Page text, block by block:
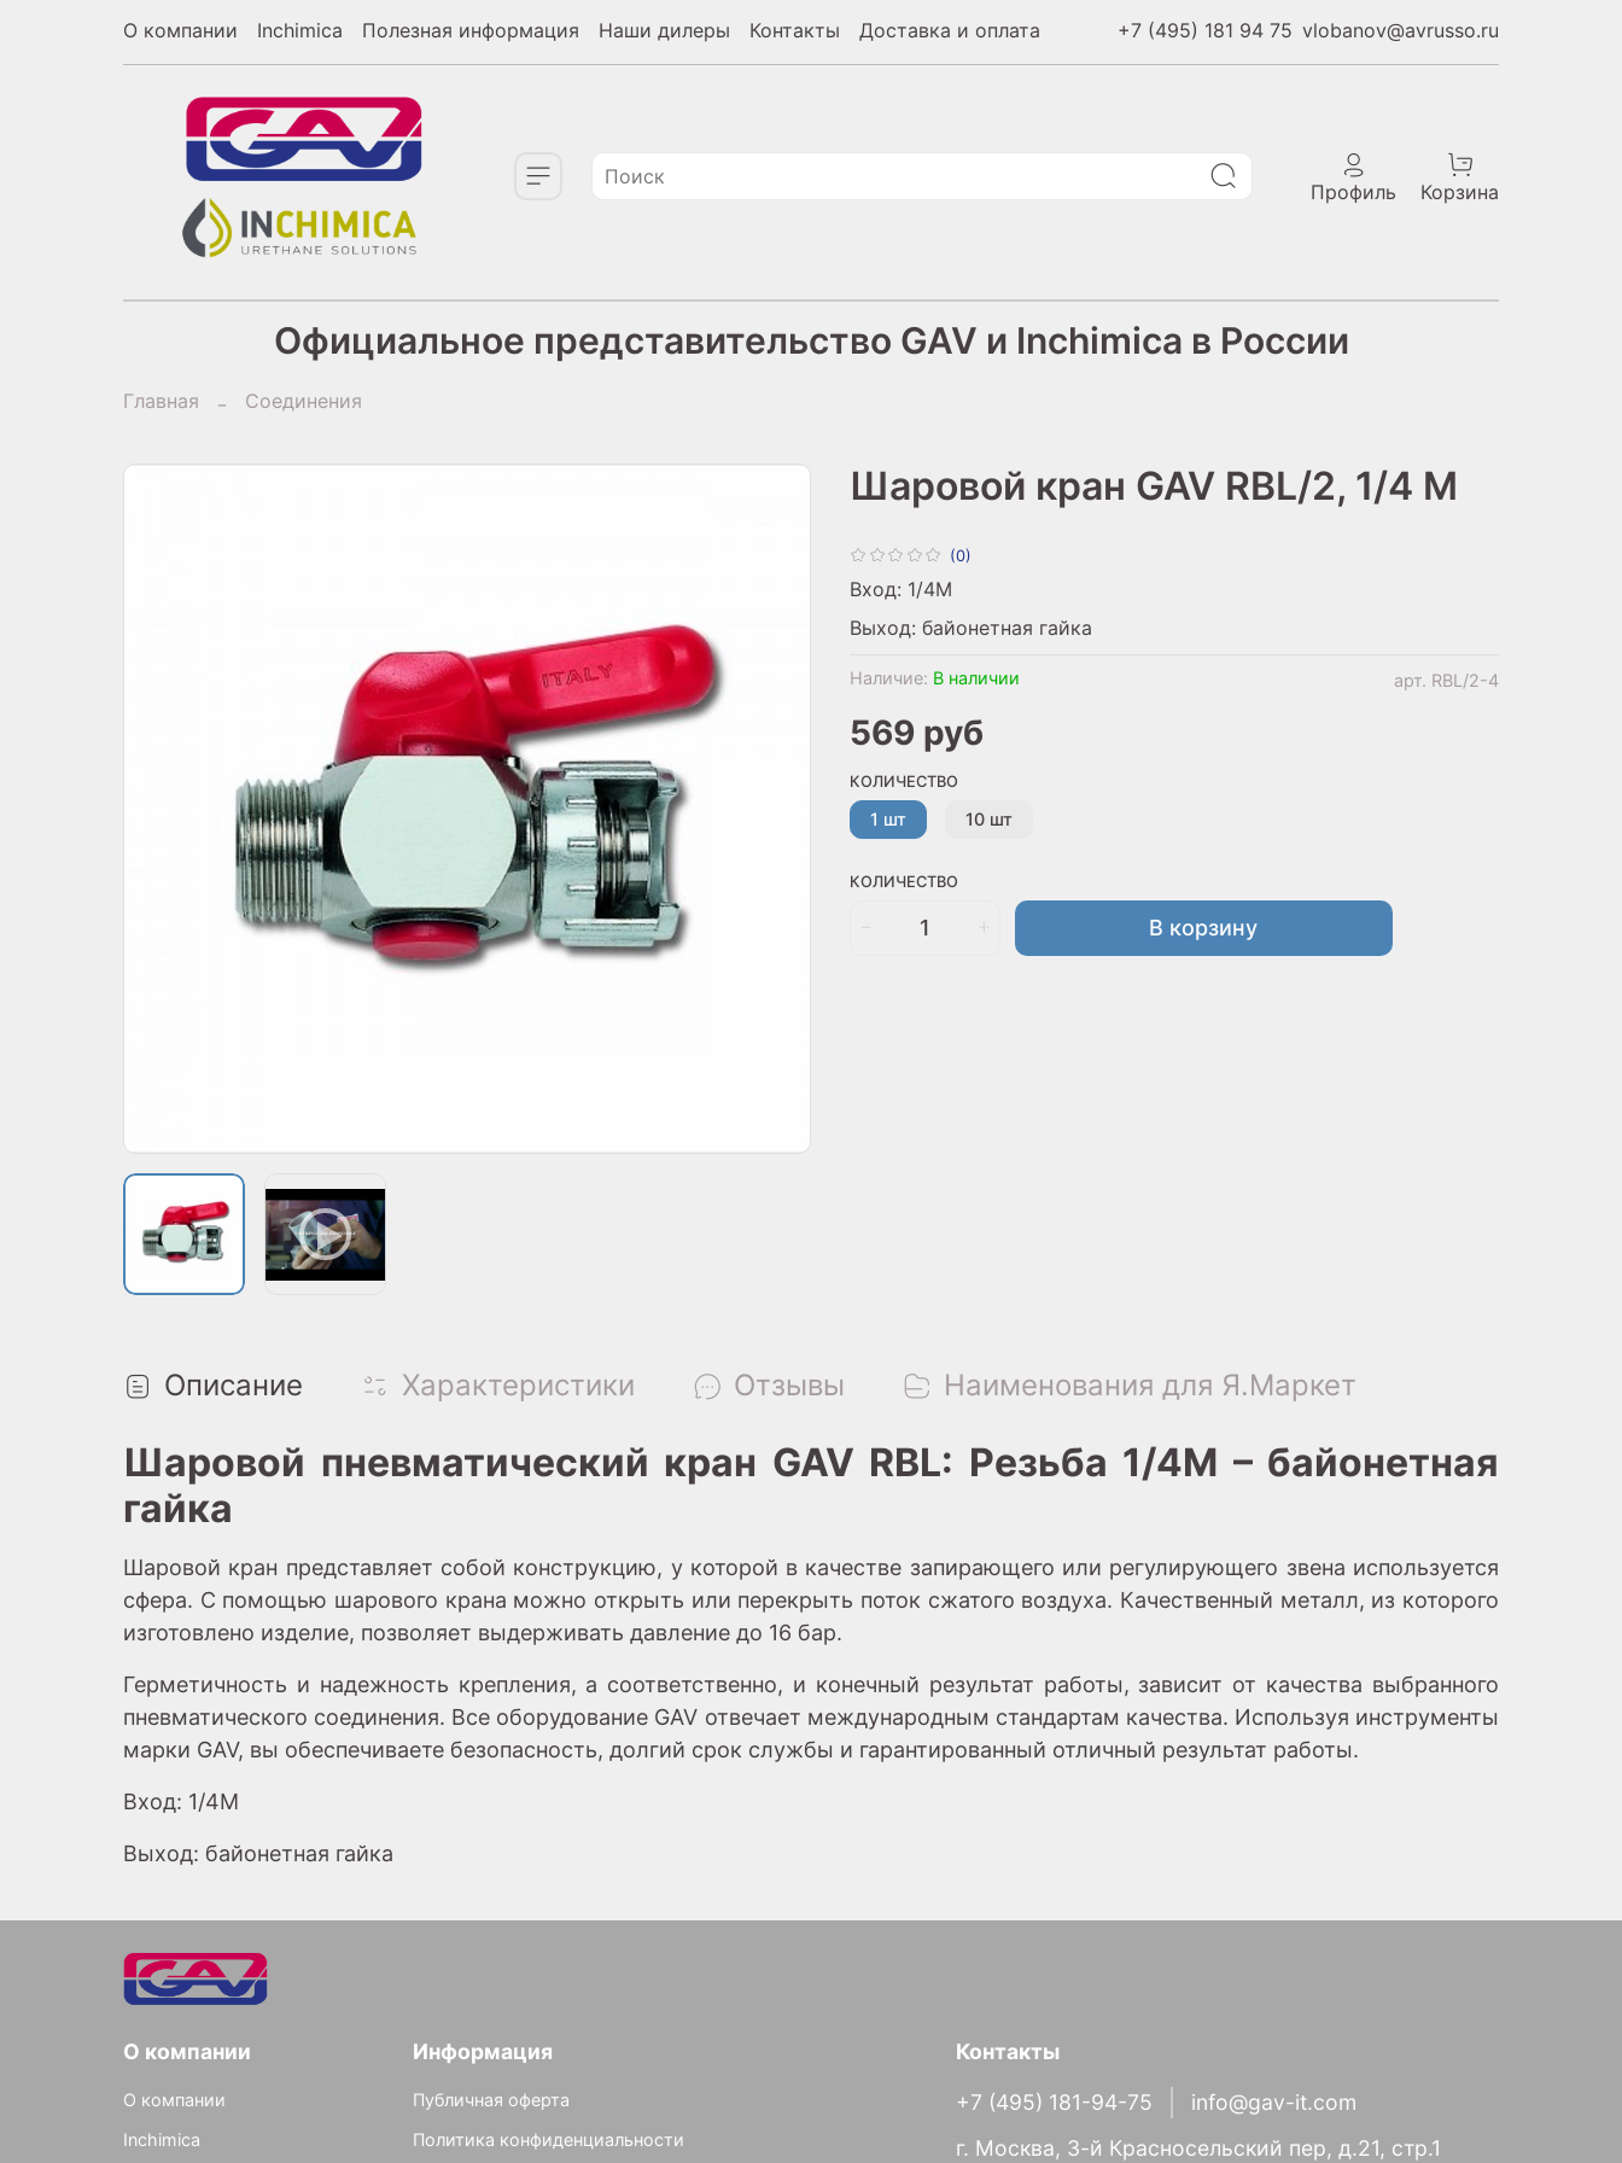
О компании Inchimica Полезная информация Наши дилеры Контакты Доставка и оплата +7 (495) 181 94 75 vlobanov@avrusso.ru
Профиль Корзина
Официальное представительство GAV и Inchimica в России
Главная Соединения
(0)
арт. RBL/2-4
Наличие: В наличии
Шаровой кран GAV RBL/2, 1/4 M
569 руб
КОЛИЧЕСТВО
В корзину
КОЛИЧЕСТВО
1 шт 10 шт
Вход: 1/4M
Выход: байонетная гайка
Описание Характеристики Отзывы Наименования для Я.Маркет
Шаровой пневматический кран GAV RBL: Резьба 1/4M – байонетная
гайка
Шаровой кран представляет собой конструкцию, у которой в качестве запирающего или регулирующего звена используется
сфера. С помощью шарового крана можно открыть или перекрыть поток сжатого воздуха. Качественный металл, из которого
изготовлено изделие, позволяет выдерживать давление до 16 бар.
Герметичность и надежность крепления, а соответственно, и конечный результат работы, зависит от качества выбранного
пневматического соединения. Все оборудование GAV отвечает международным стандартам качества. Используя инструменты
марки GAV, вы обеспечиваете безопасность, долгий срок службы и гарантированный отличный результат работы.
Вход: 1/4M
Выход: байонетная гайка
О компании
О компании
Inchimica
Информация
Публичная оферта
Политика конфиденциальности
Контакты
+7 (495) 181-94-75
info@gav-it.com
г. Москва, 3-й Красносельский пер, д.21, стр.1